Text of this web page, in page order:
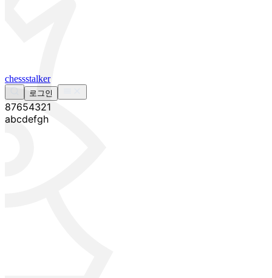
chessstalker
로그인
87654321
abcdefgh